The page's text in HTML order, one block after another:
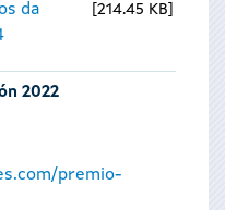
da
214.45 KB
2022
premio-